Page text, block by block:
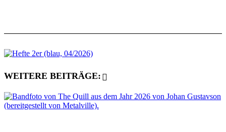
WEITERE BEITRÄGE: